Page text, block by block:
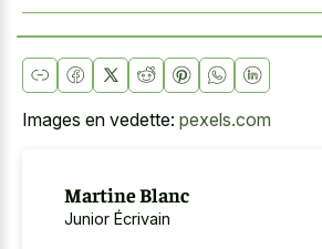
Images en vedette: pexels.com
Martine Blanc
Junior Écrivain